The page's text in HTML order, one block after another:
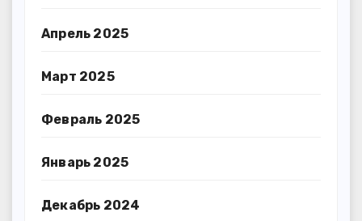
Апрель 2025
Март 2025
Февраль 2025
Январь 2025
Декабрь 2024